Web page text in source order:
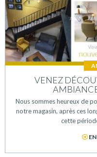
VENEZ
Nous sommes heureux de
notre magasin, après ces
cette